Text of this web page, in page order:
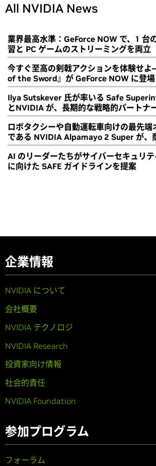
All NVIDIA News
業界最高水準：GeForce NOW で、1 台
習と PC ゲームのストリーミングを両立
今すぐ至高の剣戟アクションを体験せ
of the Sword』が GeForce NOW に登場
Ilya Sutskever 氏が率いる Safe
とNVIDIA が、長期的な戦略的パートナ
ロボタクシーや自動運転車向けの最先端
である NVIDIA Alpamayo 2 Super が、
AI のリーダーたちがサイバーセキュリ
に向けた SAFE ガイドラインを提案
企業情報
NVIDIA について
会社概要
NVIDIA テクノロジ
NVIDIA Research
投資家向け情報
社会的責任
NVIDIA Foundation
参加プログラム
フォーラム